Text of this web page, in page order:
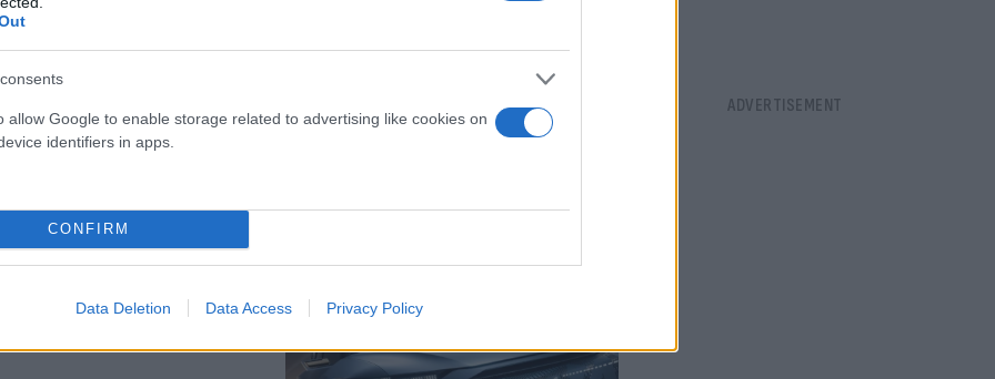
allow Google to enable storage related to advertising like cookies on
identifiers in apps.
CONFIRM
Data Deletion Data Access Privacy Policy
Expo.
αυτοκίνητου των